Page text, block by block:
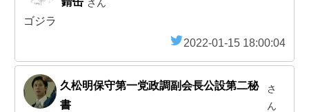
さん
ゴジラ
2022-01-15 18:00:04
久松明保守第一党政調副会長公設第二秘
書
さ
ん